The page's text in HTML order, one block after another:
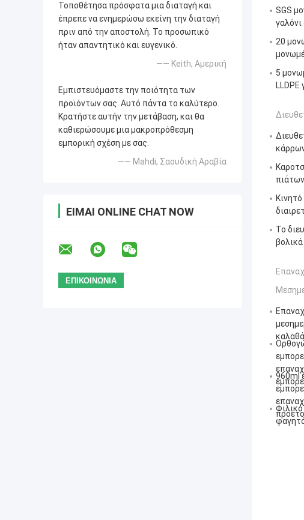
Τοποθέτησα πρόσφατα μια διαταγή και
έπρεπε να ενημερώσω εκείνη την διαταγή
πριν από την αποστολή. Το προσωπικό
ήταν απαντητικό και ευγενικό.
—— Keith, Αμερική
Εμπιστευόμαστε την ποιότητα των
προϊόντων σας. Αυτό πάντα το καλύτερο.
Κρατήστε αυτήν την μετάβαση, και θα
καθιερώσουμε μια μακροπρόθεσμη
εμπορική σχέση με σας.
—— Mahdi, Σαουδική Αραβία
ΕΊΜΑΙ ONLINE CHAT NOW
SGS
20
5
Το
960ml